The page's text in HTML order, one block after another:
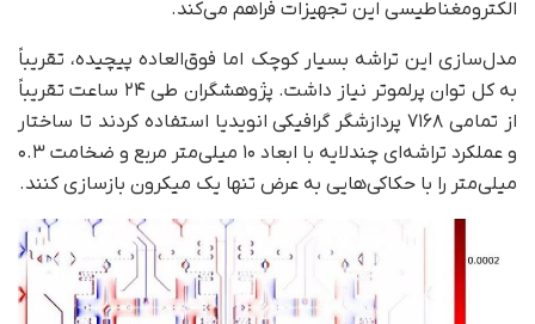
الکترومغناطیسی این تجهیزات فراهم می‌کند.
مدل‌سازی این تراشه بسیار کوچک اما فوق‌العاده پیچیده، تقریباً
به کل توان پرلموتر نیاز داشت. پژوهشگران طی ۲۴ ساعت تقریباً
از تمامی ۷۱۶۸ پردازشگر گرافیکی انویدیا استفاده کردند تا ساختار
و عملکرد تراشه‌ای چندلایه با ابعاد ۱۰ میلی‌متر مربع و ضخامت ۰.۳
میلی‌متر را با حکاکی‌هایی به عرض تنها یک میکرون بازسازی کنند.